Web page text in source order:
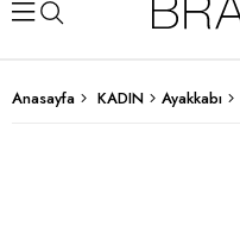
Anasayfa KADIN Ayakkabı